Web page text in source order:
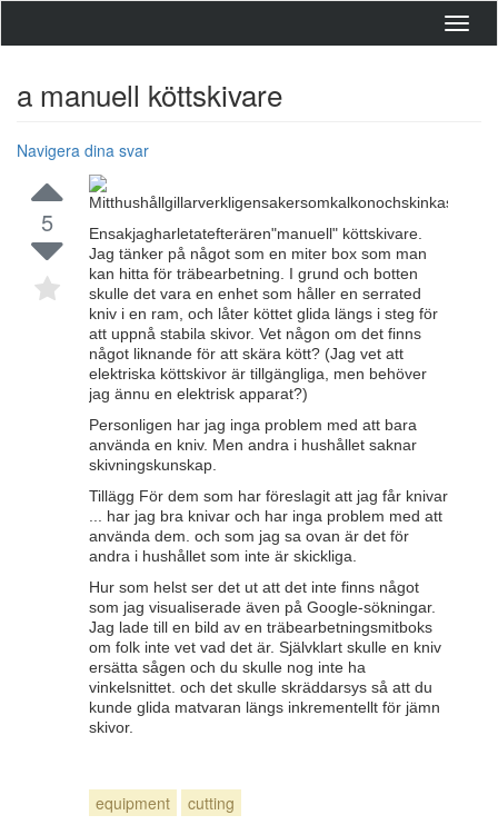
a manuell köttskivare
Navigera dina svar
5
Ensakjagharletatefterären"manuell" köttskivare.
Jag tänker på något som en miter box som man
kan hitta för träbearbetning. I grund och botten
skulle det vara en enhet som håller en serrated
kniv i en ram, och låter köttet glida längs i steg för
att uppnå stabila skivor. Vet någon om det finns
något liknande för att skära kött? (Jag vet att
elektriska köttskivor är tillgängliga, men behöver
jag ännu en elektrisk apparat?)
Personligen har jag inga problem med att bara
använda en kniv. Men andra i hushållet saknar
skivningskunskap.
Tillägg För dem som har föreslagit att jag får knivar
... har jag bra knivar och har inga problem med att
använda dem. och som jag sa ovan är det för
andra i hushållet som inte är skickliga.
Hur som helst ser det ut att det inte finns något
som jag visualiserade även på Google-sökningar.
Jag lade till en bild av en träbearbetningsmitboks
om folk inte vet vad det är. Självklart skulle en kniv
ersätta sågen och du skulle nog inte ha
vinkelsnittet. och det skulle skräddarsys så att du
kunde glida matvaran längs inkrementellt för jämn
skivor.
equipment cutting